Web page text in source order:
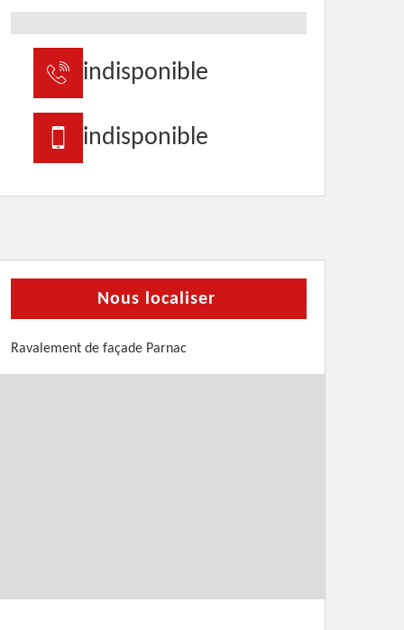
indisponible
indisponible
Nous localiser
Ravalement de façade Parnac